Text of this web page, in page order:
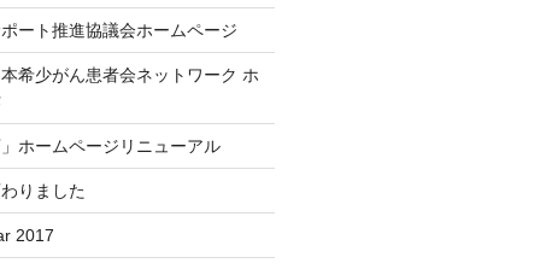
ート推進協議会ホームページ
希少がん患者会ネットワーク ホ
ホームページリニューアル
りました
2017